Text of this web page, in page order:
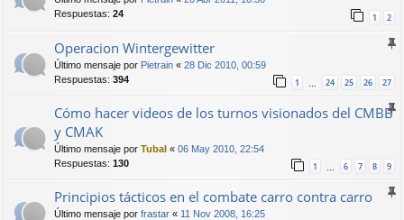
Respuestas: 24 1 2
Operacion Wintergewitter
Último mensaje por Pietrain « 28 Dic 2010, 00:59
Respuestas: 394 1 24 25 26 27
Cómo hacer videos de los turnos visionados del CMBB
y CMAK
Último mensaje por Tubal « 06 May 2010, 22:54
Respuestas: 130 1 6 7 8 9
Principios tácticos en el combate carro contra carro
Último mensaje por frastar « 11 Nov 2008, 16:25